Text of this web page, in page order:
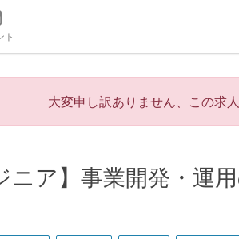
ト
大変申し訳ありません、この求
ニア】事業開発・運